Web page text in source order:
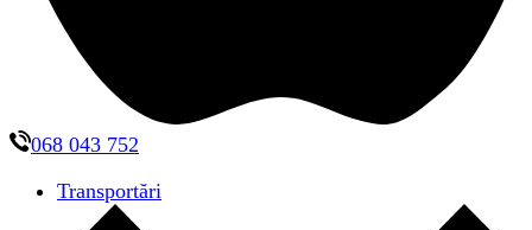
068 043 752
Transportări